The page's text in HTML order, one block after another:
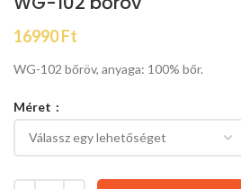
16990Ft
WG-102 bőröv, anyaga: 100% bőr.
Méret